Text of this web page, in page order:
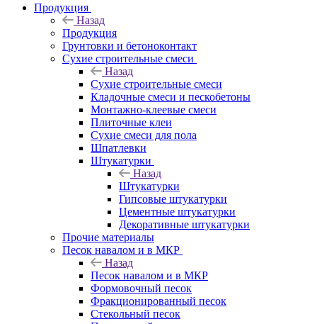
Продукция
Назад
Продукция
Грунтовки и бетоноконтакт
Сухие строительные смеси
Назад
Сухие строительные смеси
Кладочные смеси и пескобетоны
Монтажно-клеевые смеси
Плиточные клеи
Сухие смеси для пола
Шпатлевки
Штукатурки
Назад
Штукатурки
Гипсовые штукатурки
Цементные штукатурки
Декоративные штукатурки
Прочие материалы
Песок навалом и в МКР
Назад
Песок навалом и в МКР
Формовочный песок
Фракционированный песок
Стекольный песок